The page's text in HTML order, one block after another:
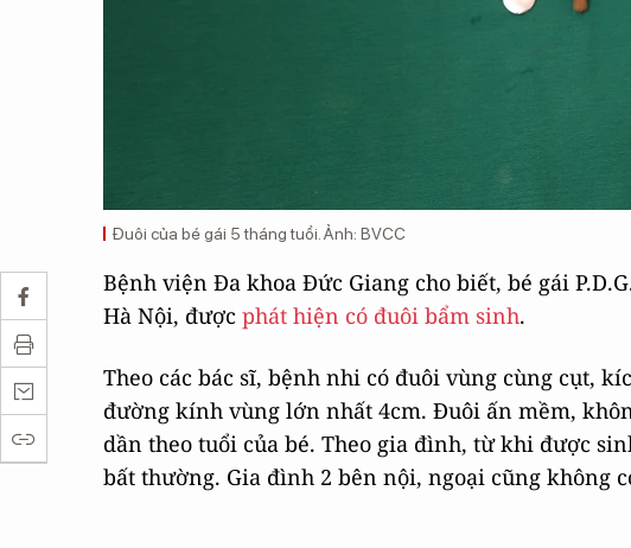
Đuôi của bé gái 5 tháng tuổi. Ảnh: BVCC
Bệnh viện Đa khoa Đức Giang cho biết, bé gái
Hà Nội, được phát hiện có đuôi bẩm sinh.
Theo các bác sĩ, bệnh nhi có đuôi vùng cùng cụt,
đường kính vùng lớn nhất 4cm. Đuôi ấn mềm,
dần theo tuổi của bé. Theo gia đình, từ khi được
bất thường. Gia đình 2 bên nội, ngoại cũng không